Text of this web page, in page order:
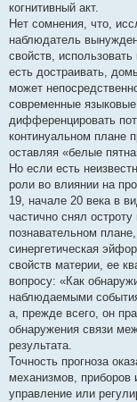
когнитивный акт.
Нет сомнения, что,
наблюдатель
свойств,
есть достраивать,
может
современные
дифференцировать
континуальном плане
оставляя «белые
Но если есть
роли во влиянии на
19, начале 20 века в
частично снял
познавательном
синергетическая
свойств материи, ее
вопросу: «Как
наблюдаемыми
а, прежде всего, он
обнаружения связи
результата.
Точность прогноза
механизмов, приборов
управление или